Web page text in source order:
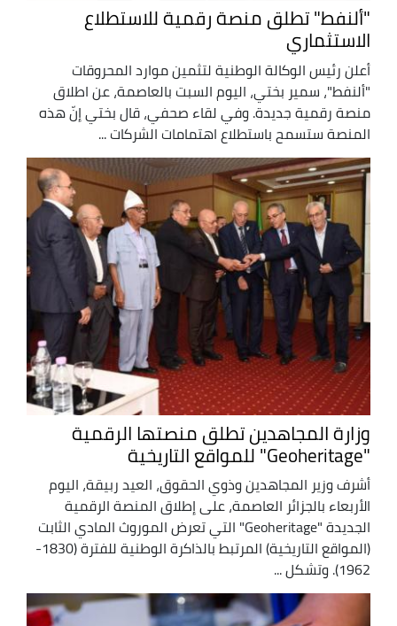
"ألنفط" تطلق منصة رقمية للاستطلاع
الاستثماري
أعلن رئيس الوكالة الوطنية لتثمين موارد المحروقات
"ألنفط"، سمير بختي، اليوم السبت بالعاصمة، عن اطلاق
منصة رقمية جديدة. وفي لقاء صحفي، قال بختي إنّ هذه
المنصة ستسمح باستطلاع اهتمامات الشركات ...
وزارة المجاهدين تطلق منصتها الرقمية
أشرف وزير المجاهدين وذوي الحقوق، العيد ربيقة، اليوم
الأربعاء بالجزائر العاصمة، على إطلاق المنصة الرقمية
الجديدة "Geoheritage" التي تعرض الموروث المادي الثابت
(المواقع التاريخية) المرتبط بالذاكرة الوطنية للفترة (1830-
1962). وتشكل ...